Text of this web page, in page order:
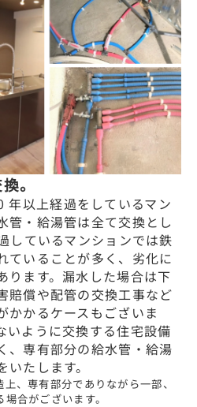
。
年以上経過をしているマン
管・給湯管は全て交換とし
しているマンションでは鉄
ていることが多く、劣化に
ります。漏水した場合は下
賠償や配管の交換工事など
かかるケースもございま
いように交換する住宅設備
、専有部分の給水管・給湯
たします。
、専有部分でありながら一部、
合がございます。